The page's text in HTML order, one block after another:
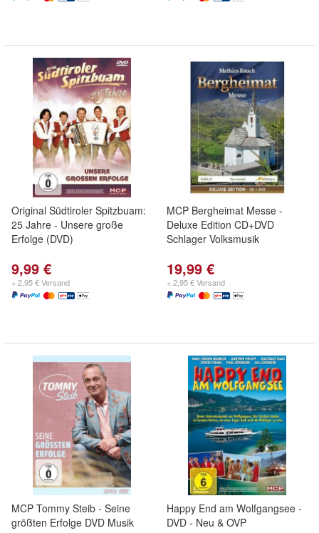
Original Südtiroler Spitzbuam:
25 Jahre - Unsere große
Erfolge (DVD)
9,99 €
+ 2,95 € Versand
MCP Bergheimat Messe -
Deluxe Edition CD+DVD
Schlager Volksmusik
19,99 €
+ 2,95 € Versand
MCP Tommy Steib - Seine
größten Erfolge DVD Musik
Happy End am Wolfgangsee -
DVD - Neu & OVP